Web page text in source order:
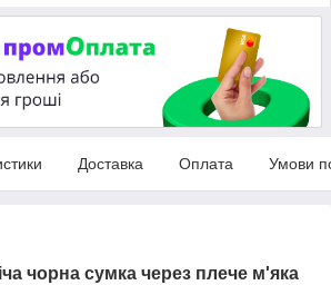
Доставка Оплата Умови
чорна сумка через плече м'яка